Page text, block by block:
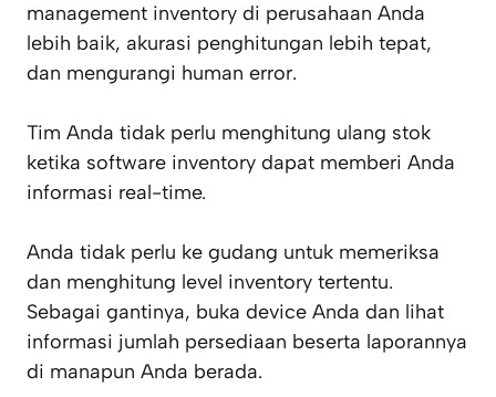
management inventory di perusahaan Anda
lebih baik, akurasi penghitungan lebih tepat,
dan mengurangi human error.
Tim Anda tidak perlu menghitung ulang stok
ketika software inventory dapat memberi Anda
informasi real-time.
Anda tidak perlu ke gudang untuk memeriksa
dan menghitung level inventory tertentu.
Sebagai gantinya, buka device Anda dan lihat
informasi jumlah persediaan beserta laporannya
di manapun Anda berada.